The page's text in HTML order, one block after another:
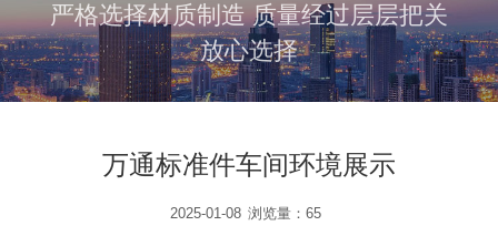
严格选择材质制造 质量经过层层把关
放心选择
万通标准件车间环境展示
2025-01-08 浏览量：65